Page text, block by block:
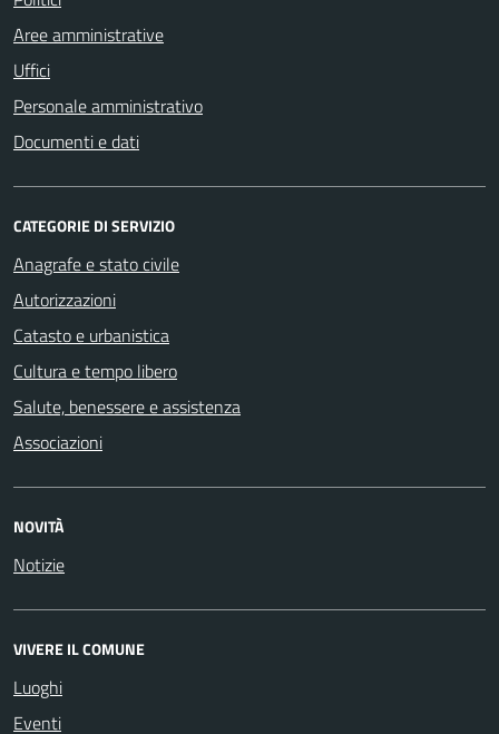
Aree amministrative
Uffici
Personale amministrativo
Documenti e dati
CATEGORIE DI SERVIZIO
Anagrafe e stato civile
Autorizzazioni
Catasto e urbanistica
Cultura e tempo libero
Salute, benessere e assistenza
Associazioni
NOVITÀ
Notizie
VIVERE IL COMUNE
Luoghi
Eventi